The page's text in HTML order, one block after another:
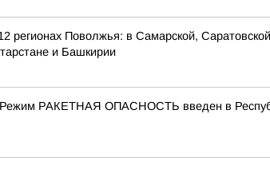
регионах Поволжья: в Самарской,
и Башкирии
РАКЕТНАЯ ОПАСНОСТЬ введен в